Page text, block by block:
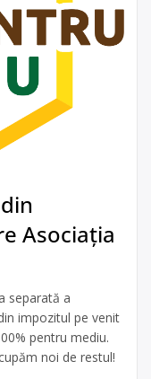
Asociația
separată a
impozitul pe venit
pentru mediu.
noi de restul!